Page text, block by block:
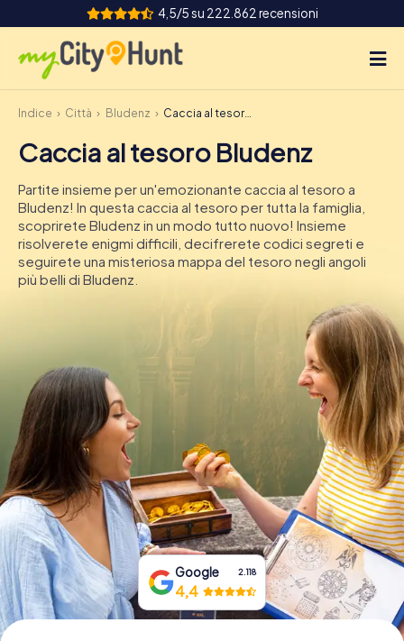
4,5/5 su 222.862 recensioni
Come funziona
Città
Tour
Team Building
Biglietti
DE
IE
IT
Prenota Biglietti
Acquista i Voucher
Indice Città Bludenz Caccia al tesoro Bludenz
Caccia al tesoro Bludenz
Partite insieme per un'emozionante caccia al tesoro a
Bludenz! In questa caccia al tesoro per tutta la famiglia,
scoprirete Bludenz in un modo tutto nuovo! Insieme
risolverete enigmi difficili, decifrerete codici segreti e
seguirete una misteriosa mappa del tesoro negli angoli
più belli di Bludenz.
Google 2.118
4,4